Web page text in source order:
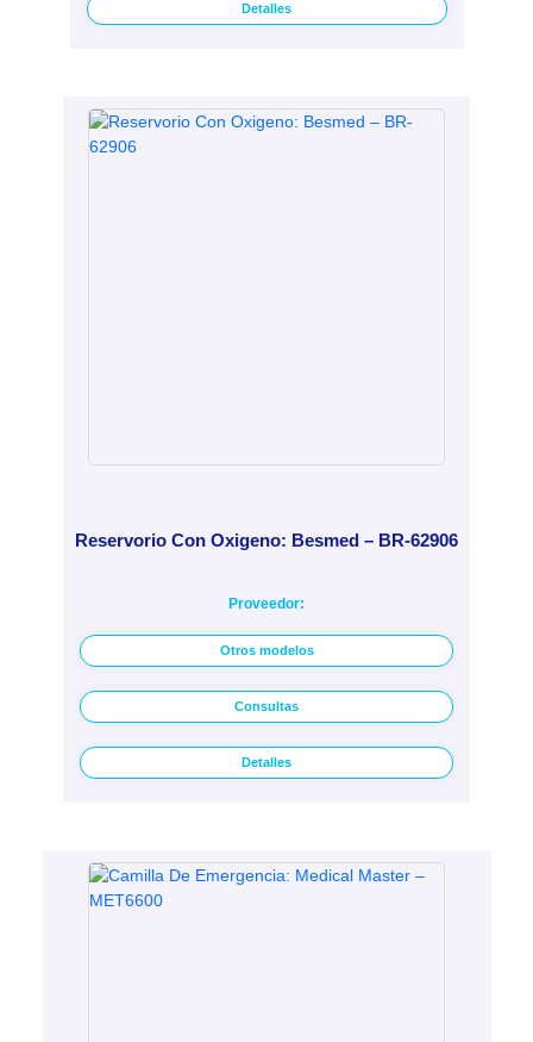
Detalles
Reservorio Con Oxigeno: Besmed – BR-62906
Proveedor:
Otros modelos
Consultas
Detalles